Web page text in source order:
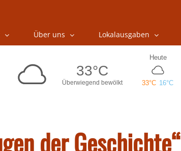
Über uns Lokalausgaben
der Geschichte“